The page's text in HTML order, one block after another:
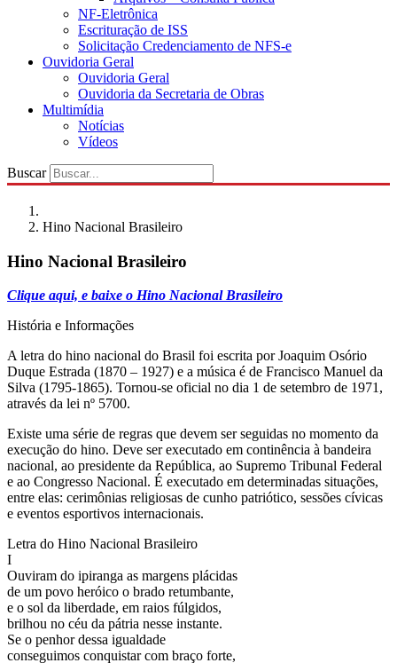
NF-Eletrônica
Escrituração de ISS
Solicitação Credenciamento de NFS-e
Ouvidoria Geral
Ouvidoria Geral
Ouvidoria da Secretaria de Obras
Multimídia
Notícias
Vídeos
Buscar
Hino Nacional Brasileiro
Hino Nacional Brasileiro
Clique aqui, e baixe o Hino Nacional Brasileiro
História e Informações
A letra do hino nacional do Brasil foi escrita por Joaquim Osório
Duque Estrada (1870 – 1927) e a música é de Francisco Manuel da
Silva (1795-1865). Tornou-se oficial no dia 1 de setembro de 1971,
através da lei nº 5700.
Existe uma série de regras que devem ser seguidas no momento da
execução do hino. Deve ser executado em continência à bandeira
nacional, ao presidente da República, ao Supremo Tribunal Federal
e ao Congresso Nacional. É executado em determinadas situações,
entre elas: cerimônias religiosas de cunho patriótico, sessões cívicas
e eventos esportivos internacionais.
Letra do Hino Nacional Brasileiro
I
Ouviram do ipiranga as margens plácidas
de um povo heróico o brado retumbante,
e o sol da liberdade, em raios fúlgidos,
brilhou no céu da pátria nesse instante.
Se o penhor dessa igualdade
conseguimos conquistar com braço forte,